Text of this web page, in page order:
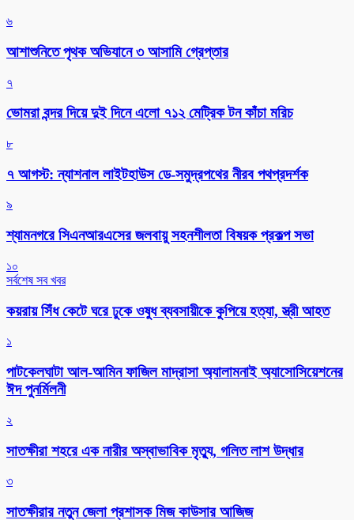
৬
আশাশুনিতে পৃথক অভিযানে ৩ আসামি গ্রেপ্তার
৭
ভোমরা বন্দর দিয়ে দুই দিনে এলো ৭১২ মেট্রিক টন কাঁচা মরিচ
৮
৭ আগস্ট: ন্যাশনাল লাইটহাউস ডে-সমুদ্রপথের নীরব পথপ্রদর্শক
৯
শ্যামনগরে সিএনআরএসের জলবায়ু সহনশীলতা বিষয়ক প্রকল্প সভা
১০
সর্বশেষ সব খবর
কয়রায় সিঁধ কেটে ঘরে ঢুকে ওষুধ ব্যবসায়ীকে কুপিয়ে হত্যা, স্ত্রী আহত
১
পাটকেলঘাটা আল-আমিন ফাজিল মাদ্রাসা অ্যালামনাই অ্যাসোসিয়েশনের
ঈদ পুনর্মিলনী
২
সাতক্ষীরা শহরে এক নারীর অস্বাভাবিক মৃত্যু, গলিত লাশ উদ্ধার
৩
সাতক্ষীরার নতুন জেলা প্রশাসক মিজ কাউসার আজিজ